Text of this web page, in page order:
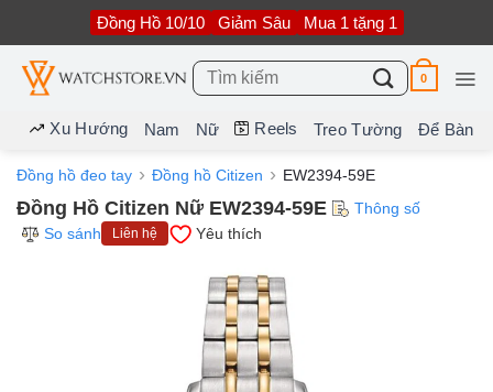
nội
dung
Đồng Hồ 10/10 Giảm Sâu Mua 1 tặng 1
Tìm
kiếm:
0
Xu Hướng Nam Nữ Reels Treo Tường Để Bàn
Đồng hồ đeo tay Đồng hồ Citizen EW2394-59E
Đồng Hồ Citizen Nữ EW2394-59E
Thông số
So sánh
Liên hệ Yêu thích